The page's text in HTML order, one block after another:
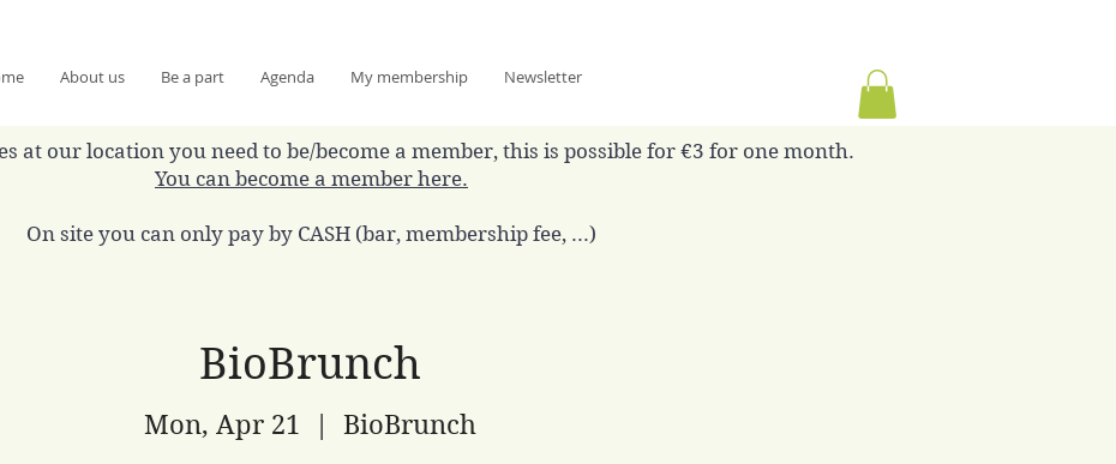
About us Be a part Agenda My membership Newsletter
at our location you need to be/become a member, this is possible for €3 for one month.
You can become a member here.
On site you can only pay by CASH (bar, membership fee, ...)
BioBrunch
Mon, Apr 21
  |
BioBrunch